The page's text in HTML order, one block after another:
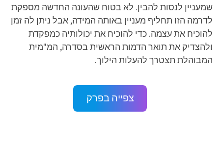
שמעניין לנסות להבין. לא בטוח שהעונה החדשה מספקת
לדרמה הזו תחליף מעניין באותה המידה, אבל ניתן לה זמן
להוכיח את עצמה. כדי להוכיח את יכולותיה כמפקדת
ולהצדיק את תואר הדמות הראשית בסדרה, המ"מית
המבוהלת תצטרך להעלות הילוך.
צפייה בפרק